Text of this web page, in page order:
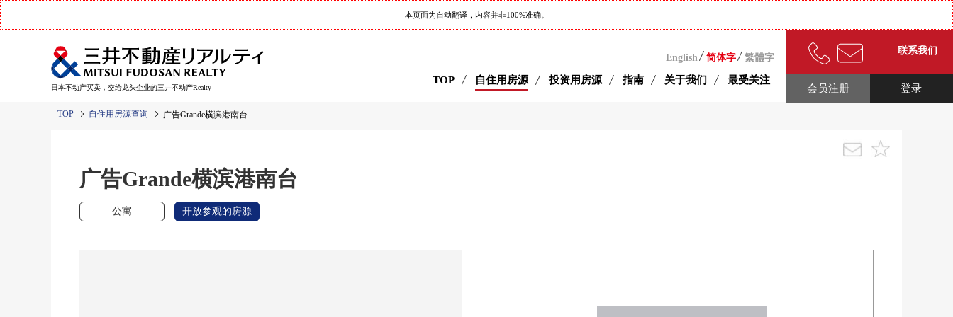
本页面为自动翻译，内容并非100%准确。
日本不动产买卖，交给龙头企业的三井不动产Realty
English 简体字 繁體字
TOP 自住用房源 投资用房源 指南 关于我们 最受关注
联系我们
登录
会员注册
TOP 自住用房源查询 广告Grande横滨港南台
广告Grande横滨港南台
公寓 开放参观的房源